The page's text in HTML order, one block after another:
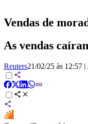
Vendas de
As vendas
Reuters21/02/25 às 12:57 |